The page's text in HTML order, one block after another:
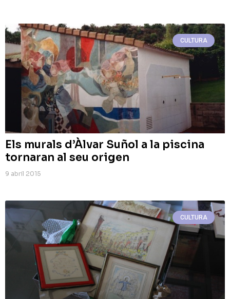
CULTURA
Els murals d’Àlvar Suñol a la piscina
tornaran al seu origen
9 abril 2015
CULTURA